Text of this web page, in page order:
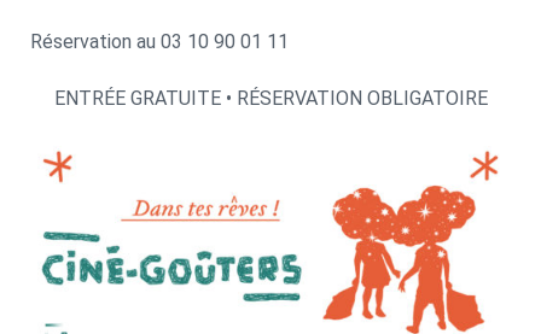
Réservation au 03 10 90 01 11
ENTRÉE GRATUITE • RÉSERVATION OBLIGATOIRE